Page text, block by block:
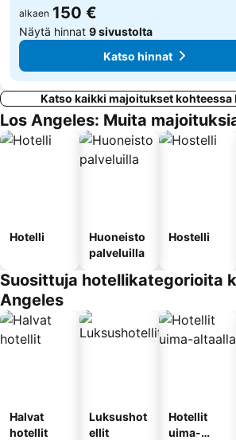
alkaen 150 €
Näytä hinnat 9 sivustolta
Katso hinnat
Katso kaikki majoitukset kohteessa
Los Angeles: Muita
Hotelli
Huoneisto
palveluilla
Hostelli
Suosittuja hotellikategorioita
Angeles
Halvat
hotellit
Luksushot
ellit
Hotellit
uima-